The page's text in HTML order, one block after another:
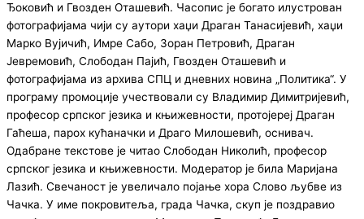
Ђоковић и Гвозден Оташевић. Часопис је богато илустрован
фотографијама чији су аутори хаџи Драган Танасијевић, хаџи
Марко Вујичић, Имре Сабо, Зоран Петровић, Драган
Јевремовић, Слободан Пајић, Гвозден Оташевић и
фотографијама из архива СПЦ и дневних новина „Политика“. У
програму промоције учествовали су Владимир Димитријевић,
професор српског језика и књижевности, протојереј Драган
Гаћеша, парох кућаначки и Драго Милошевић, оснивач.
Одабране текстове је читао Слободан Николић, професор
српског језика и књижевности. Модератор је била Маријана
Лазић. Свечаност је увеличало појање хора Слово љубве из
Чачка. У име покровитеља, града Чачка, скуп је поздравио